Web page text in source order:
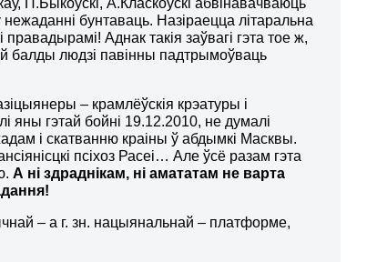
нежаданні бунтаваць. Назіраецца літаральна
Аднак такія заўвагі гэта тое ж,
балды людзі павінны падтрымоўваць
– крамлёўскія крэатуры і
яны гэтай бойні 19.12.2010, не думалі
і скатванню краіны ў абдымкі Масквы.
псіхоз Расеі… Але ўсё разам гэта
А ні здраднікам, ні амататам не варта
– а г. зн. нацыянальнай – платформе,